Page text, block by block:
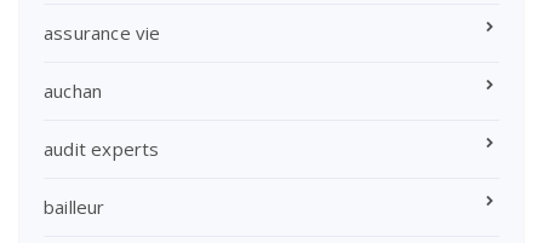
assurance vie
auchan
audit experts
bailleur